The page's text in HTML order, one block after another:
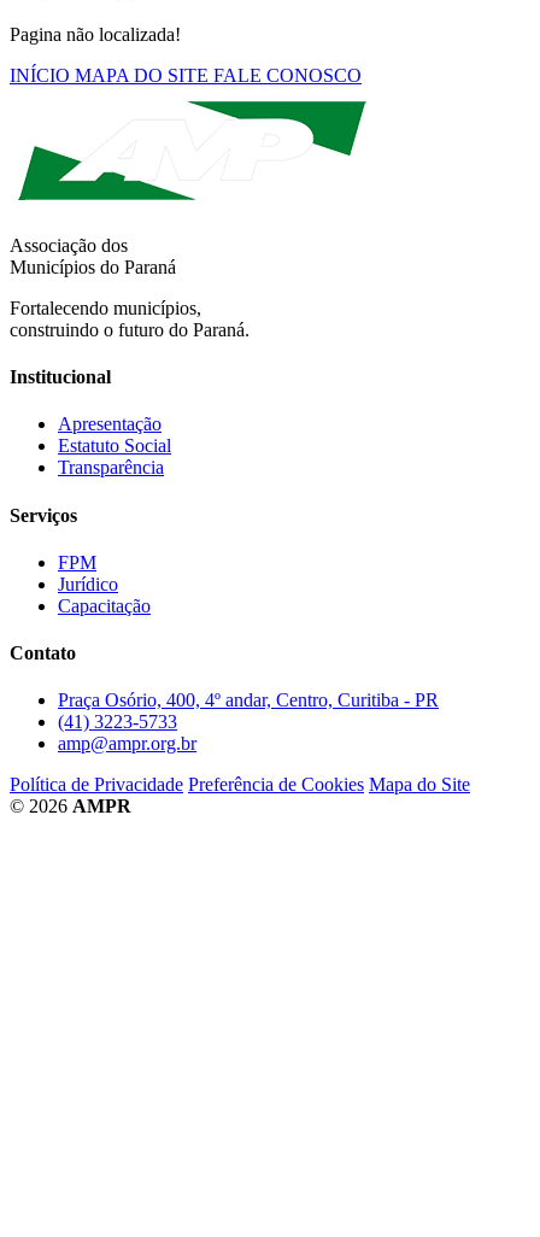
Pagina não localizada!
INÍCIO MAPA DO SITE FALE CONOSCO
Associação dos
Municípios do Paraná
Fortalecendo municípios,
construindo o futuro do Paraná.
Institucional
Apresentação
Estatuto Social
Transparência
Serviços
FPM
Jurídico
Capacitação
Contato
Praça Osório, 400, 4º andar, Centro, Curitiba - PR
(41) 3223-5733
amp@ampr.org.br
Política de Privacidade Preferência de Cookies Mapa do Site
© 2026 AMPR